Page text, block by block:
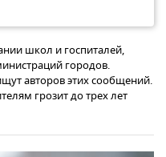
школ и госпиталей,
городов.
авторов этих сообщений.
грозит до трех лет